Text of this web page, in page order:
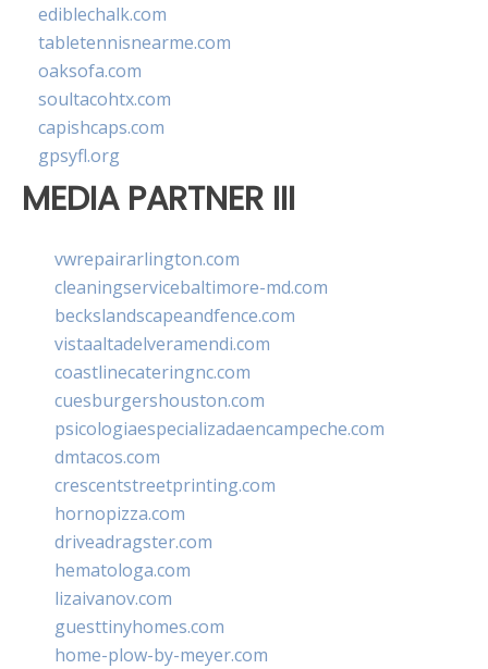
ediblechalk.com
tabletennisnearme.com
oaksofa.com
soultacohtx.com
capishcaps.com
gpsyfl.org
MEDIA PARTNER III
vwrepairarlington.com
cleaningservicebaltimore-md.com
beckslandscapeandfence.com
vistaaltadelveramendi.com
coastlinecateringnc.com
cuesburgershouston.com
psicologiaespecializadaencampeche.com
dmtacos.com
crescentstreetprinting.com
hornopizza.com
driveadragster.com
hematologa.com
lizaivanov.com
guesttinyhomes.com
home-plow-by-meyer.com